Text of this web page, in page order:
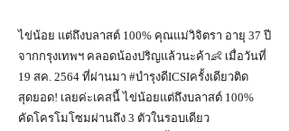
ไข่น้อย แต่ถึงบลาสต์​ 100% คุณแม่วิจิตรา อายุ 37 ปี
จากกรุงเทพฯ คลอดน้องปริญแล้วนะค้า👶 เมื่อวันที่
19 สค. 2564 ที่ผ่านมา #บำรุงดีICSIครั้งเดียวติด
สุดยอด! เลยค่ะเคสนี้ ไข่น้อยแต่ถึงบลาสต์ 100%
คัดโครโมโซมผ่านถึง 3 ตัวในรอบเดียว